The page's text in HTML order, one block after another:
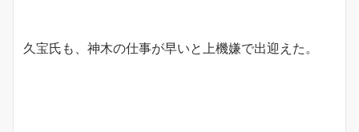
久宝氏も、神木の仕事が早いと上機嫌で出迎えた。